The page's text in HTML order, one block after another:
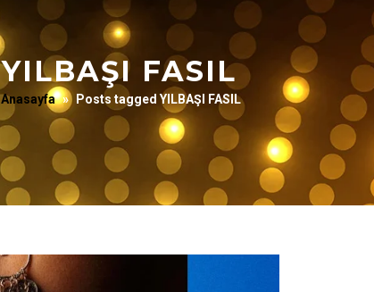
YILBAŞI FASIL
Anasayfa » Posts tagged YILBAŞI FASIL